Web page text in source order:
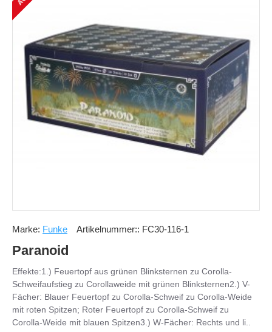
Marke: Funke Artikelnummer:: FC30-116-1
Paranoid
Effekte:1.) Feuertopf aus grünen Blinksternen zu Corolla-
Schweifaufstieg zu Corollaweide mit grünen Blinksternen2.) V-
Fächer: Blauer Feuertopf zu Corolla-Schweif zu Corolla-Weide
mit roten Spitzen; Roter Feuertopf zu Corolla-Schweif zu
Corolla-Weide mit blauen Spitzen3.) W-Fächer: Rechts und li..